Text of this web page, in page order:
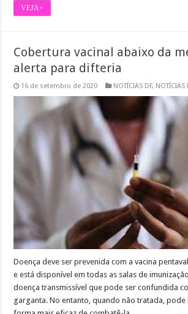
VEJA+
Cobertura vacinal abaixo da
alerta para difteria
16 de setembro de 2020 NOTÍCIAS DF, NOTÍCIAS
Doença deve ser prevenida com a vacina
e está disponível em todas as salas de
doença transmissível que pode ser confundida
garganta. No entanto, quando não tratada, pode